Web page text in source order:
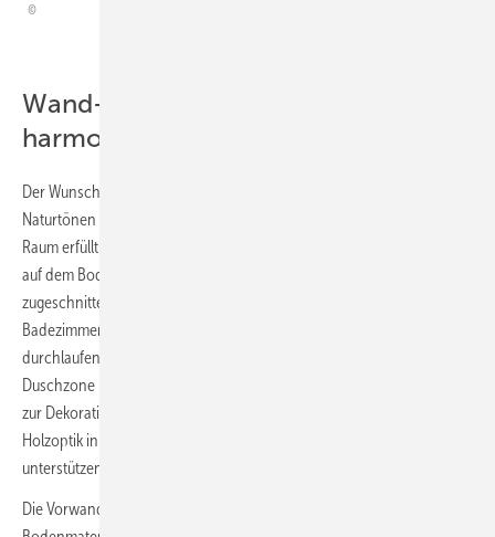
Wand- und Bodengestaltung
harmonisieren
Der Wunsch der Bauherren nach einer warmen Atmosphäre,
Naturtönen und dem gewissen Extra wird mit der Fliesengestaltung im
Raum erfüllt. Ein Feinsteinzeug in Holzoptik wird im wilden Verband
auf dem Boden verlegt und an unverfliesten Wänden als Wischsockel
zugeschnitten verlegt. Natürlich ist die Rutschklasse im gesamten
Badezimmer in R10B gewählt, um Sicherheit zu schaffen. Der
durchlaufende Boden weitet optisch den Raum
Duschzone in ein großes Gesamtbild. Wie bereits erwähnt, lassen wir
zur Dekoration und Wiederholung der Gestaltungsmerkmale die
Holzoptik in den Nischen wiederkehren, integrierte Nischenspots
unterstützen das Highlight.
Die Vorwandschale hinter dem Waschplatz wird komplett mit dem